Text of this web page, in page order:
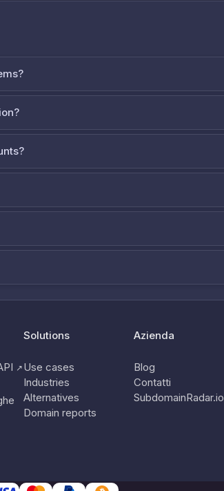
↗
Solutions
Use cases
Industries
Alternatives
Domain reports
Azienda
Blog
Contatti
SubdomainRadar.io